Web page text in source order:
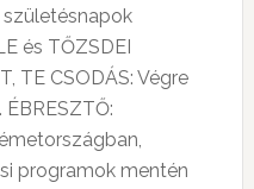
és TŐZSDEI
TE CSODÁS: Végre
programok mentén